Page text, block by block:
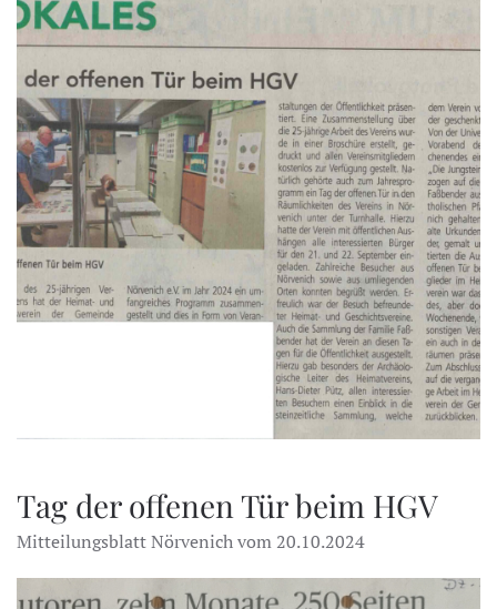
Tag der offenen Tür beim HGV
Mitteilungsblatt Nörvenich vom 20.10.2024